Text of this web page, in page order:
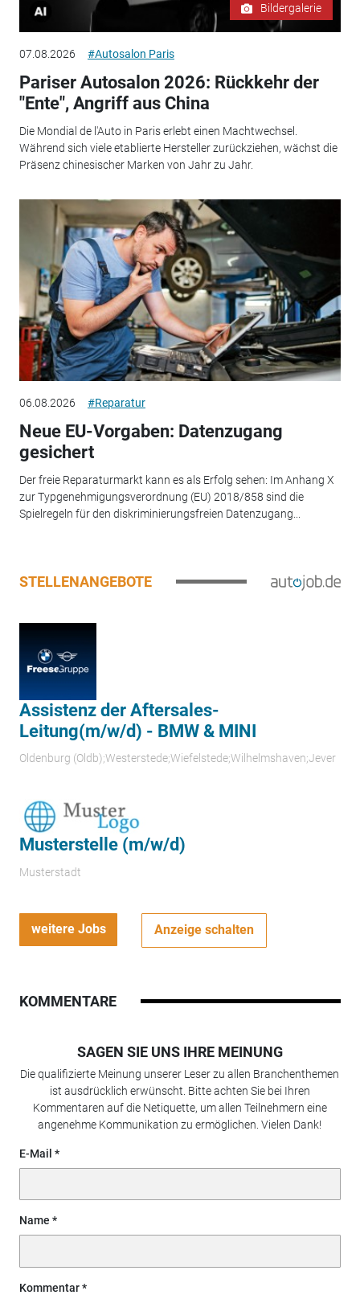
Bildergalerie
07.08.2026 #Autosalon Paris
Pariser Autosalon 2026: Rückkehr der
"Ente", Angriff aus China
Die Mondial de l'Auto in Paris erlebt einen Machtwechsel.
Während sich viele etablierte Hersteller zurückziehen, wächst die
Präsenz chinesischer Marken von Jahr zu Jahr.
06.08.2026 #Reparatur
Neue EU-Vorgaben: Datenzugang
gesichert
Der freie Reparaturmarkt kann es als Erfolg sehen: Im Anhang X
zur Typgenehmigungsverordnung (EU) 2018/858 sind die
Spielregeln für den diskriminierungsfreien Datenzugang...
STELLENANGEBOTE
Assistenz der Aftersales-
Leitung(m/w/d) - BMW & MINI
Oldenburg (Oldb);Westerstede;Wiefelstede;Wilhelmshaven;Jever
Musterstelle (m/w/d)
Musterstadt
weitere Jobs Anzeige schalten
KOMMENTARE
SAGEN SIE UNS IHRE MEINUNG
Die qualifizierte Meinung unserer Leser zu allen Branchenthemen
ist ausdrücklich erwünscht. Bitte achten Sie bei Ihren
Kommentaren auf die Netiquette, um allen Teilnehmern eine
angenehme Kommunikation zu ermöglichen. Vielen Dank!
E-Mail
Name
Kommentar